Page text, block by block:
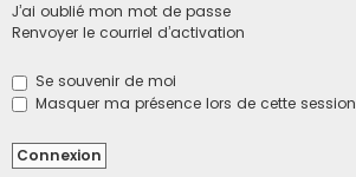
J’ai oublié mon mot de passe
Renvoyer le courriel d’activation
Se souvenir de moi
Masquer ma présence lors de cette session